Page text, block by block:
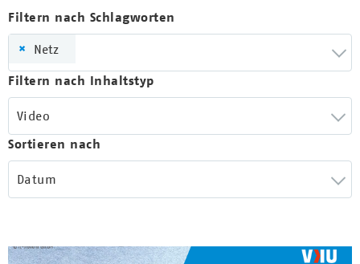
Filtern nach Schlagworten
× Netz
Filtern nach Inhaltstyp
Video
Sortieren nach
Datum